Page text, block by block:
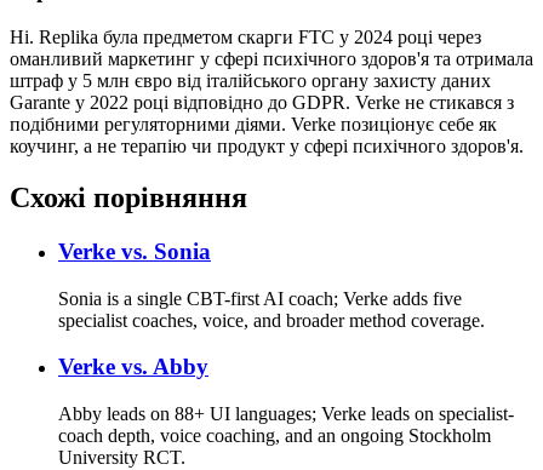
Ні. Replika була предметом скарги FTC у 2024 році через
оманливий маркетинг у сфері психічного здоров'я та отримала
штраф у 5 млн євро від італійського органу захисту даних
Garante у 2022 році відповідно до GDPR. Verke не стикався з
подібними регуляторними діями. Verke позиціонує себе як
коучинг, а не терапію чи продукт у сфері психічного здоров'я.
Схожі порівняння
Verke vs. Sonia
Sonia is a single CBT-first AI coach; Verke adds five
specialist coaches, voice, and broader method coverage.
Verke vs. Abby
Abby leads on 88+ UI languages; Verke leads on specialist-
coach depth, voice coaching, and an ongoing Stockholm
University RCT.